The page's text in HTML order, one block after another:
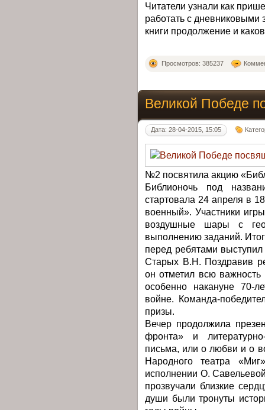
Читатели узнали как
работать с дневниковыми
книги продолжение и
Просмотров: 385237
Великой Победе
Дата: 28-04-2015, 15:05
№2 посвятила акцию
Библионочь под
стартовала 24 апреля в
военный». Участники
воздушные шары с
выполнению заданий.
перед ребятами
Старых В.Н. Поздравив
он отметил всю важность
особенно накануне 70-
войне. Команда-
призы.
Вечер продолжила
фронта» и
письма, или о любви и о
Народного театра
исполнении О.
прозвучали близкие
души были тронуты